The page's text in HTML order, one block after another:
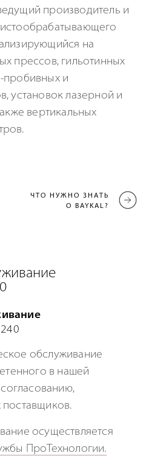
производитель и
на
прессов, гильотинных
пробивных и
установок лазерной и
вертикальных
ЧТО НУЖНО ЗНАТЬ
О BAYKAL?
обслуживание
в нашей
осуществляется
ПроТехнологии.